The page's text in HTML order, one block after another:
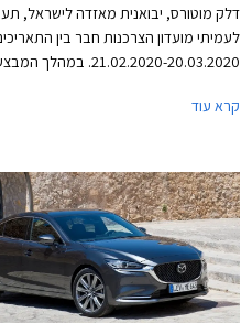
דלק מוטורס, יבואנית מאזדה לישראל,
לעמיתי מועדון הצרכנות חבר בין
21.02.2020-20.03.2020. במהלך
המחירון, וחבילות אבזור ללא תוספת
התצוגה של מאזדה ברחבי הארץ.
קרא עוד